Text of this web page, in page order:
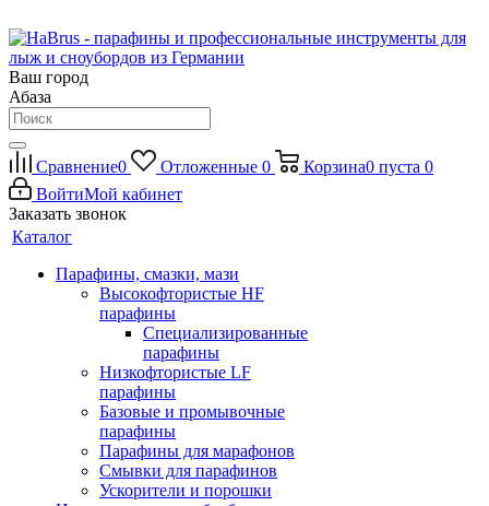
Ваш город
Абаза
Сравнение0 Отложенные 0 Корзина0 пуста 0
ВойтиМой кабинет
Заказать звонок
Каталог
Парафины, смазки, мази
Высокофтористые HF
парафины
Специализированные
парафины
Низкофтористые LF
парафины
Базовые и промывочные
парафины
Парафины для марафонов
Смывки для парафинов
Ускорители и порошки